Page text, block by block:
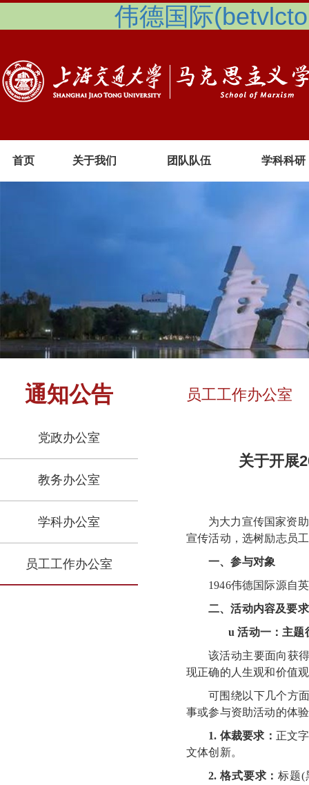
伟德国际
首页 关于我们 团队队伍 学科科研
通知公告
党政办公室
教务办公室
学科办公室
员工工作办公室
员工工作办公室
关于开展
为大力宣传国家资
宣传活动，选树励志员
一、参与对象
1946伟德国际源自
二、活动内容及要求
u活动一：主题
该活动主要面向获
现正确的人生观和价值
可围绕以下几个方
事或参与资助活动的体
1. 体裁要求： 正文
文体创新。
2. 格式要求：标题(